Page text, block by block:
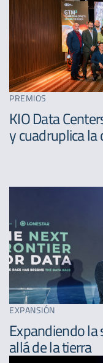
PREMIOS
KIO Data
y cuadruplica la
EXPANSIÓN
Expandiendo
allá de la tierra